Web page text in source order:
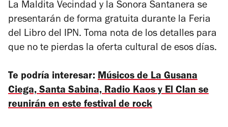
La Maldita Vecindad y la Sonora Santanera se
presentarán de forma gratuita durante la Feria
del Libro del IPN. Toma nota de los detalles para
que no te pierdas la oferta cultural de esos días.
Te podría interesar: Músicos de La Gusana
Ciega, Santa Sabina, Radio Kaos y El Clan se
reunirán en este festival de rock